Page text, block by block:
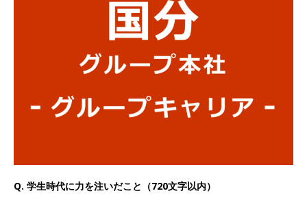
以上営業増益を達成 ｜ プライム上場 ｜ カプコン
[ 2026年5月15日 ] 【 28卒 ｜ 早期選考直結型の
インターン!! 】 M&A仲介業 ｜ 入社2年目の参考
年収1,631万円 ｜ 設立以降連続売上増 ｜ 土日祝
体育会積極採用企業
[ 2026年5月15日 ] 【 28卒 ｜ インターンシップ
Q. 学生時代に力を注いだこと（720文字以内）